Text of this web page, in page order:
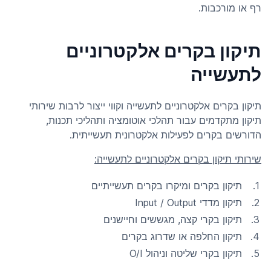
רף או מורכבות.
תיקון בקרים אלקטרוניים
לתעשייה
תיקון בקרים אלקטרוניים לתעשייה וקווי ייצור לרבות שירותי
תיקון מתקדמים עבור תהלכי אוטומציה ותהליכי תכנות,
הדורשים בקרים לפעילות אלקטרונית תעשייתית.
שירותי תיקון בקרים אלקטרוניים לתעשייה:
תיקון בקרים ומיקרו בקרים תעשייתיים
תיקון מדדי Input / Output
תיקון בקרי קצה, מגששים וחיישנים
תיקון החלפה או שדרוג בקרים
תיקון בקרי שליטה וניהול O/I